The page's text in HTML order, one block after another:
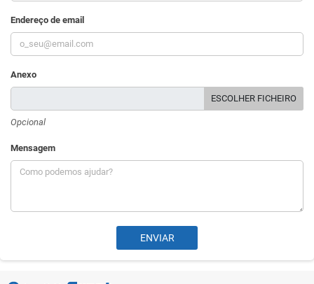
Endereço de email
Anexo
ESCOLHER FICHEIRO
Opcional
Mensagem